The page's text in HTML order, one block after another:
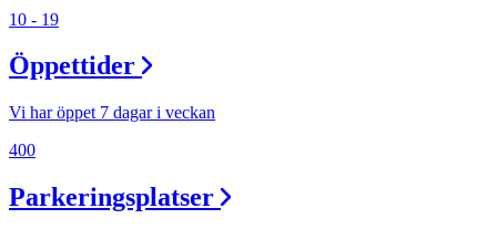
10 - 19
Öppettider
Vi har öppet 7 dagar i veckan
400
Parkeringsplatser